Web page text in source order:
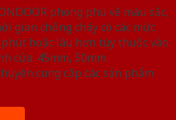
phong phú về màu sắc,
gian chống cháy có các mức
hoặc lâu hơn tùy thuộc vào
cửa: 45mm, 50mm.
cung cấp các sản phẩm